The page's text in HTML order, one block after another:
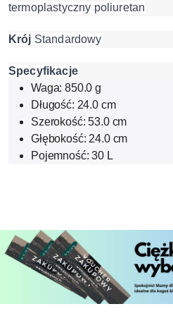
termoplastyczny poliuretan
Krój Standardowy
Specyfikacje
Waga: 850.0 g
Długość: 24.0 cm
Szerokość: 53.0 cm
Głębokość: 24.0 cm
Pojemność: 30 L